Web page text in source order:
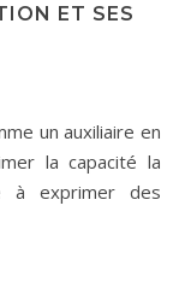
ET SES
la capacité la
à exprimer des